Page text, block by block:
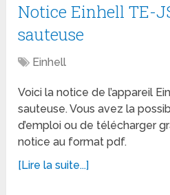
Notice Einhell TE-
sauteuse
Einhell
Voici la notice de l’appareil
sauteuse. Vous avez la
d’emploi ou de télécharger
notice au format pdf.
[Lire la suite...]